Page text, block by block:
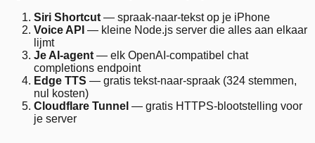
Siri Shortcut — spraak-naar-tekst op je iPhone
Voice API — kleine Node.js server die alles aan elkaar
lijmt
Je AI-agent — elk OpenAI-compatibel chat
completions endpoint
Edge TTS — gratis tekst-naar-spraak (324 stemmen,
nul kosten)
Cloudflare Tunnel — gratis HTTPS-blootstelling voor
je server